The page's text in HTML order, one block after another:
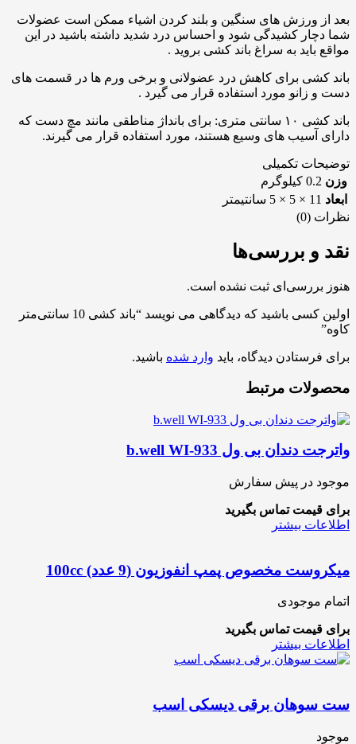
بعد از ورزش های سنگین و بلند کردن اشیاء ممکن است عضولات
شما دچار کشیدگی شود و احساس درد شدید داشته باشید در این
مواقع باید به سراغ باند کشی بروید .
باند کشی برای کاهش درد عضولانی و برخی ورم ها در قسمت های
دست و زانو مورد استفاده قرار می گیرد .
باند کشی ۱۰ سانتی متری: برای بانداژ مناطقی مانند مچ دست که
دارای آسیب های وسیع هستند، مورد استفاده قرار می گیرند.
توضیحات تکمیلی
وزن 0.2 کیلوگرم
ابعاد 11 × 5 × 5 سانتیمتر
نظرات (0)
نقد و بررسی‌ها
هنوز بررسی‌ای ثبت نشده است.
اولین کسی باشید که دیدگاهی می نویسد “باند کشی 10 سانتی‌متر
کاوه”
برای فرستادن دیدگاه، باید وارد شده باشید.
محصولات مرتبط
واترجت دندان بی ول b.well WI-933
موجود در پیش سفارش
برای قیمت تماس بگیرید
اطلاعات بیشتر
میکروست مخصوص پمپ انفوزیون (9 عدد) 100cc
اتمام موجودی
برای قیمت تماس بگیرید
اطلاعات بیشتر
ست سوهان برقی دیسکی اسب
موجود